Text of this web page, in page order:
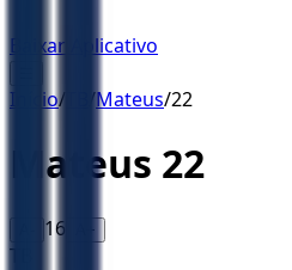
Baixar Aplicativo
Início/ /Mateus/22
Mateus 22
16 A+
TB